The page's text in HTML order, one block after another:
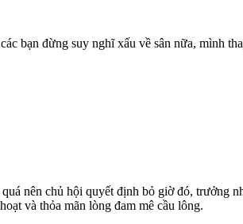
bạn đừng suy nghĩ xấu về sân nữa, mình
nên chủ hội quyết định bỏ giờ đó, trưởng
và thỏa mãn lòng đam mê cầu lông.